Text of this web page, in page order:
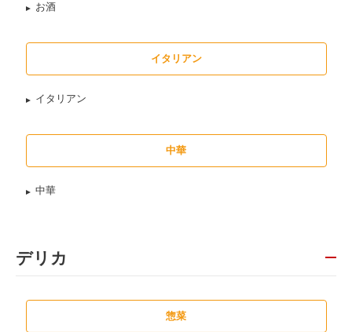
お酒
イタリアン
イタリアン
中華
中華
デリカ
惣菜